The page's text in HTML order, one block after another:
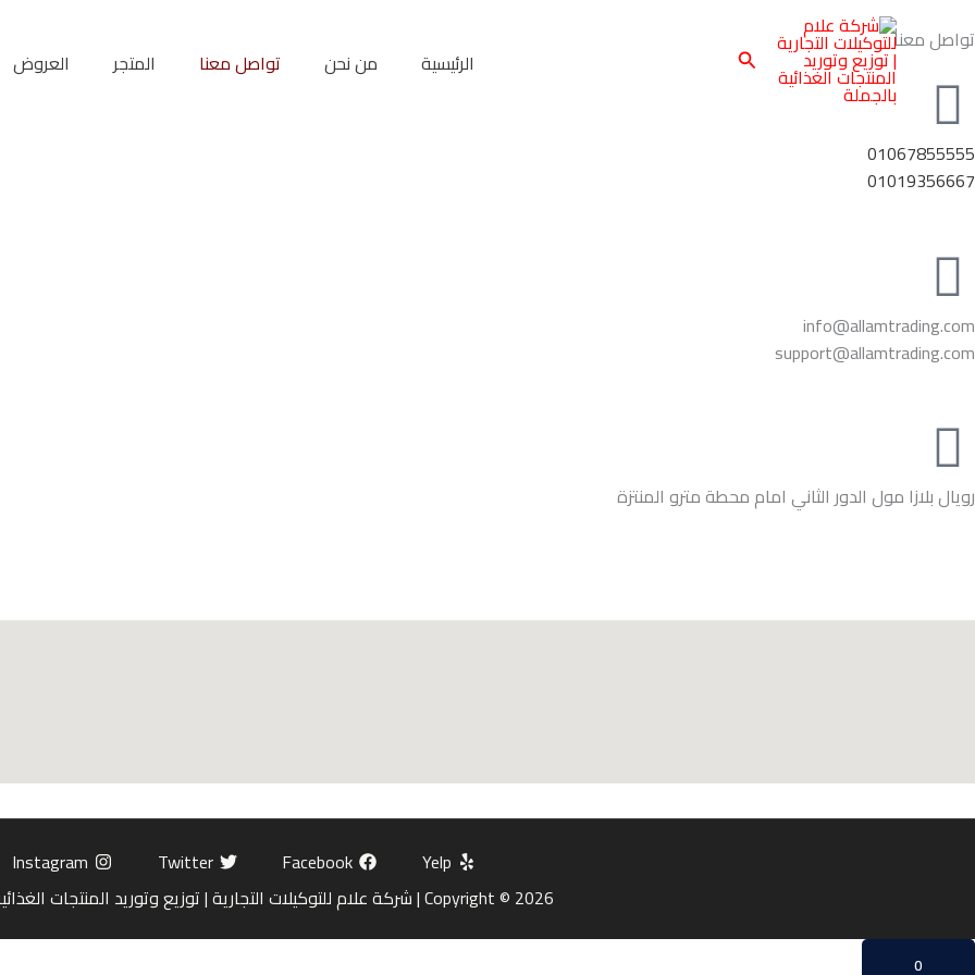
إلى
البحث الرئيسية من نحن تواصل معنا المتجر العروض
تواصل معنا
01067855555
01019356667
info@allamtrading.com
support@allamtrading.com
رويال بلازا مول الدور الثاني امام محطة مترو المنتزة
Yelp
Facebook
Twitter
Instagram
Copyright © 2026 | شركة علام للتوكيلات التجارية | توزيع وتوريد المنتجات الغذائية بالجملة
0
Total: